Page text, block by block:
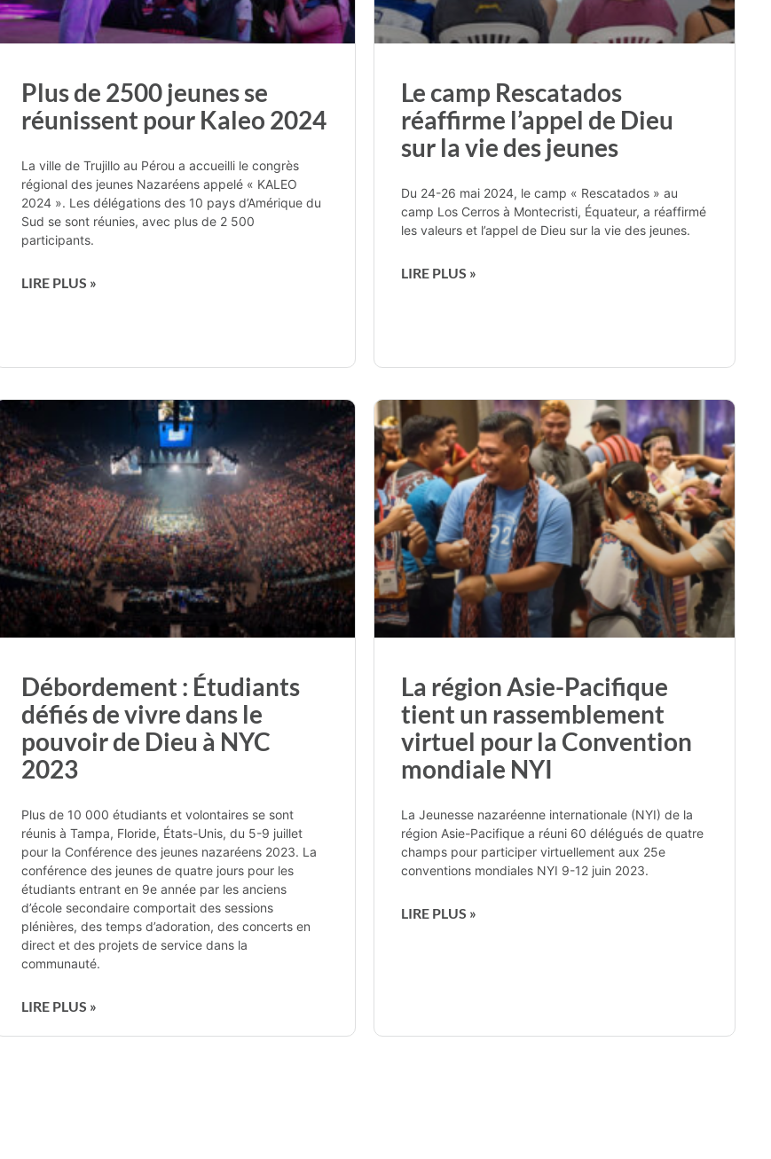
Plus de 2500 jeunes se
réunissent pour Kaleo 2024
La ville de Trujillo au Pérou a accueilli le congrès
régional des jeunes Nazaréens appelé « KALEO
2024 ». Les délégations des 10 pays d’Amérique du
Sud se sont réunies, avec plus de 2 500
participants.
LIRE PLUS »
Le camp Rescatados
réaffirme l’appel de Dieu
sur la vie des jeunes
Du 24-26 mai 2024, le camp « Rescatados » au
camp Los Cerros à Montecristi, Équateur, a réaffirmé
les valeurs et l’appel de Dieu sur la vie des jeunes.
LIRE PLUS »
Débordement : Étudiants
défiés de vivre dans le
pouvoir de Dieu à NYC
2023
Plus de 10 000 étudiants et volontaires se sont
réunis à Tampa, Floride, États-Unis, du 5-9 juillet
pour la Conférence des jeunes nazaréens 2023. La
conférence des jeunes de quatre jours pour les
étudiants entrant en 9e année par les anciens
d’école secondaire comportait des sessions
plénières, des temps d’adoration, des concerts en
direct et des projets de service dans la
communauté.
LIRE PLUS »
La région Asie-Pacifique
tient un rassemblement
virtuel pour la Convention
mondiale NYI
La Jeunesse nazaréenne internationale (NYI) de la
région Asie-Pacifique a réuni 60 délégués de quatre
champs pour participer virtuellement aux 25e
conventions mondiales NYI 9-12 juin 2023.
LIRE PLUS »